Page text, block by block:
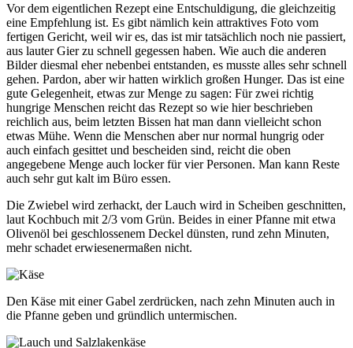
Vor dem eigentlichen Rezept eine Entschuldigung, die gleichzeitig
eine Empfehlung ist. Es gibt nämlich kein attraktives Foto vom
fertigen Gericht, weil wir es, das ist mir tatsächlich noch nie passiert,
aus lauter Gier zu schnell gegessen haben. Wie auch die anderen
Bilder diesmal eher nebenbei entstanden, es musste alles sehr schnell
gehen. Pardon, aber wir hatten wirklich großen Hunger. Das ist eine
gute Gelegenheit, etwas zur Menge zu sagen: Für zwei richtig
hungrige Menschen reicht das Rezept so wie hier beschrieben
reichlich aus, beim letzten Bissen hat man dann vielleicht schon
etwas Mühe. Wenn die Menschen aber nur normal hungrig oder
auch einfach gesittet und bescheiden sind, reicht die oben
angegebene Menge auch locker für vier Personen. Man kann Reste
auch sehr gut kalt im Büro essen.
Die Zwiebel wird zerhackt, der Lauch wird in Scheiben geschnitten,
laut Kochbuch mit 2/3 vom Grün. Beides in einer Pfanne mit etwa
Olivenöl bei geschlossenem Deckel dünsten, rund zehn Minuten,
mehr schadet erwiesenermaßen nicht.
Den Käse mit einer Gabel zerdrücken, nach zehn Minuten auch in
die Pfanne geben und gründlich untermischen.